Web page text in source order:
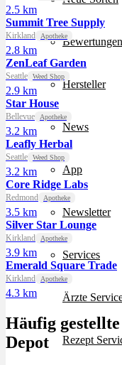
Bewertungen
Hersteller
News
App
Newsletter
Services
Ärzte
Rezept
2.5 km
Summit Tree Supply
Kirkland Apotheke
2.8 km
ZenLeaf Garden
Seattle Weed Shop
2.9 km
Star House
Bellevue Apotheke
3.2 km
Leafly Herbal
Seattle Weed Shop
3.2 km
Core Ridge Labs
Redmond Apotheke
3.5 km
Silver Star Lounge
Kirkland Apotheke
3.9 km
Emerald Square Trade
Kirkland Apotheke
4.3 km
Häufig
Depot